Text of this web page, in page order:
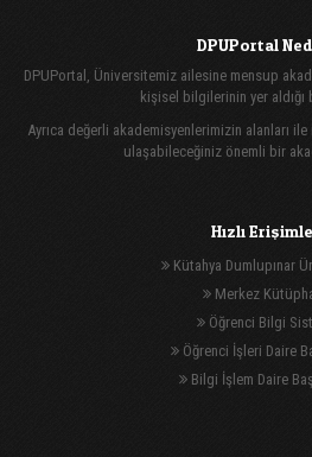
DPUPortal
DPUPortal, Üniversitemiz ailesine mensup
kişisel bilgilerinin yer
Ayrıca değerli akademisyenlerimizin alanları
ulaşabileceğiniz önemli bir
Hızlı
Kütahya Dumlupınar
Merkez
Öğrenci Bilgi
Öğrenci İşleri Daire
Bilgi İşlem Daire